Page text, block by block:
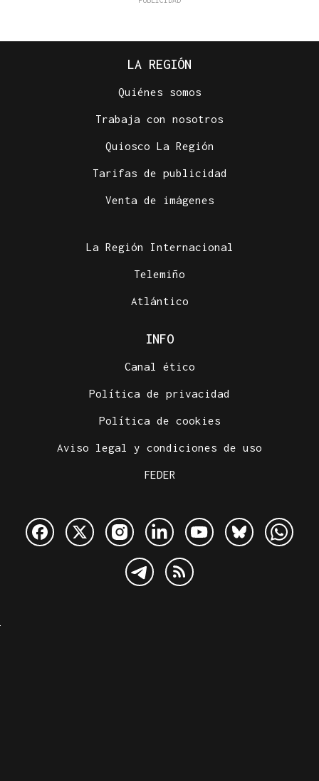
LA REGIÓN
Quiénes somos
Trabaja con nosotros
Quiosco La Región
Tarifas de publicidad
Venta de imágenes
La Región Internacional
Telemiño
Atlántico
INFO
Canal ético
Política de privacidad
Política de cookies
Aviso legal y condiciones de uso
FEDER